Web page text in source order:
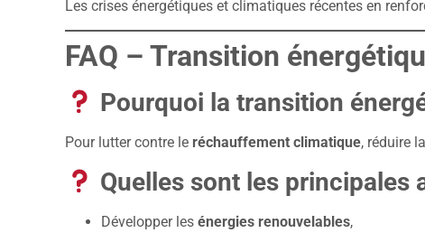
Les crises énergétiques et climatiques récentes en
FAQ – Transition
Pourquoi la transition
Pour lutter contre le réchauffement climatique, réduire
Quelles sont les principales
Développer les énergies renouvelables,